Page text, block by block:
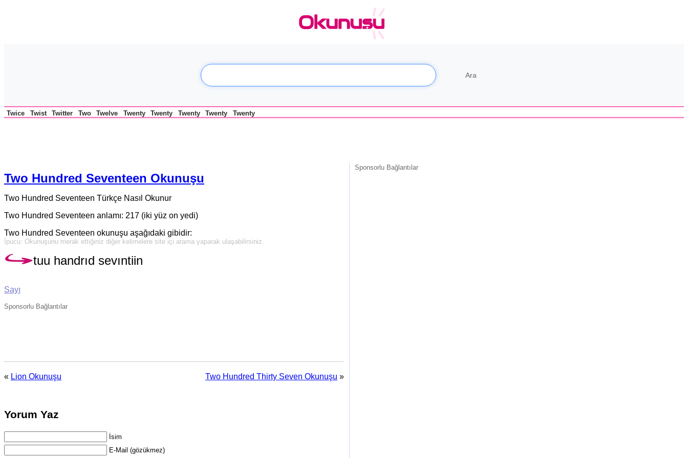
Twice Twist Twitter Two Twelve Twenty Twenty Twenty Twenty Twenty
Sponsorlu Bağlantılar
Two Hundred Seventeen Okunuşu
Two Hundred Seventeen Türkçe Nasıl Okunur
Two Hundred Seventeen anlamı: 217 (iki yüz on yedi)
Two Hundred Seventeen okunuşu aşağıdaki gibidir:
İpucu: Okunuşunu merak ettiğiniz diğer kelimelere site içi arama yaparak ulaşabilirsiniz.
tuu handrıd sevıntiin
Sayı
Sponsorlu Bağlantılar
« Lion Okunuşu Two Hundred Thirty Seven Okunuşu »
Yorum Yaz
İsim
E-Mail (gözükmez)